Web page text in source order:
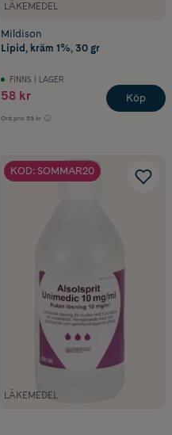
LÄKEMEDEL
Mildison
Lipid, kräm 1%, 30 gr
FINNS I LAGER
58 kr
Ord.pris 59 kr
Köp
KOD: SOMMAR20
LÄKEMEDEL